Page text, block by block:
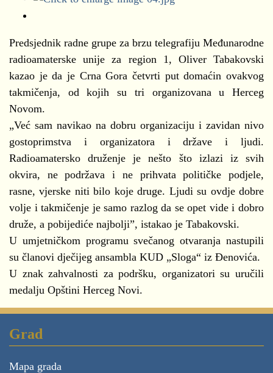
Predsjednik radne grupe za brzu telegrafiju Međunarodne
radioamaterske unije za region 1, Oliver Tabakovski
kazao je da je Crna Gora četvrti put domaćin ovakvog
takmičenja, od kojih su tri organizovana u Herceg
Novom.
„Već sam navikao na dobru organizaciju i zavidan nivo
gostoprimstva i organizatora i države i ljudi.
Radioamatersko druženje je nešto što izlazi iz svih
okvira, ne podržava i ne prihvata političke podjele,
rasne, vjerske niti bilo koje druge. Ljudi su ovdje dobre
volje i takmičenje je samo razlog da se opet vide i dobro
druže, a pobijediće najbolji”, istakao je Tabakovski.
U umjetničkom programu svečanog otvaranja nastupili
su članovi dječijeg ansambla KUD „Sloga“ iz Đenovića.
U znak zahvalnosti za podršku, organizatori su uručili
medalju Opštini Herceg Novi.
Grad
Mapa grada